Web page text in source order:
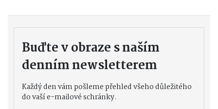
Buďte v obraze s naším
denním newsletterem
Každý den vám pošleme přehled všeho důležitého
do vaší e-mailové schránky.